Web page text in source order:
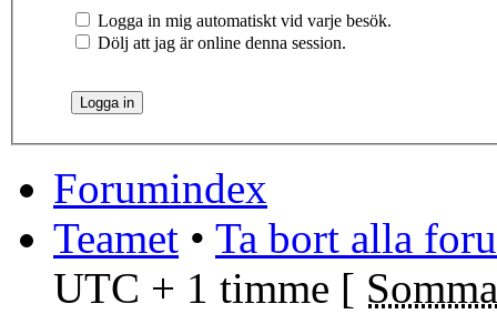
Logga in mig automatiskt vid varje besök.
Dölj att jag är online denna session.
Forumindex
Teamet • Ta bort alla
UTC + 1 timme [